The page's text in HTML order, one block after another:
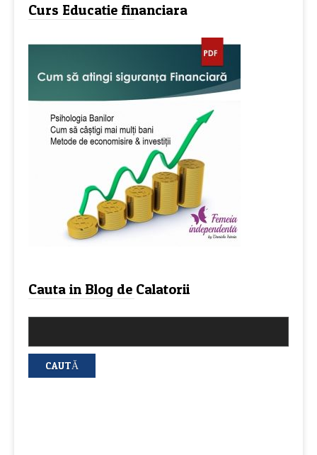
Curs Educatie financiara
Cauta in Blog de Calatorii